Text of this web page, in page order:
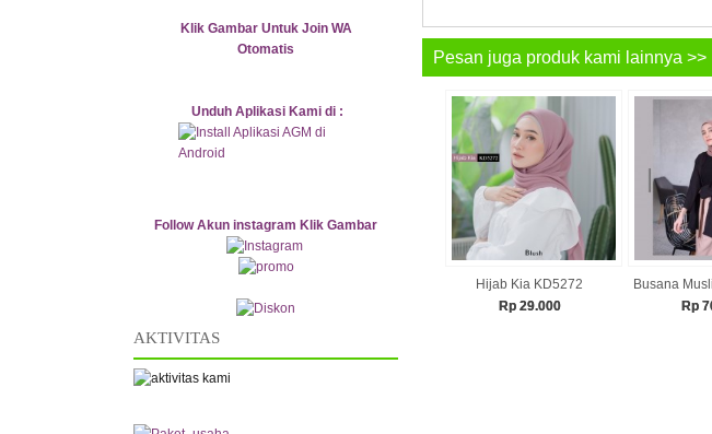
Klik Gambar Untuk Join WA
Otomatis
Unduh Aplikasi Kami di :
Follow Akun instagram Klik Gambar
AKTIVITAS
Pesan juga produk kami lainnya >>
Hijab Kia KD5272
Rp 29.000
Busana
Rp